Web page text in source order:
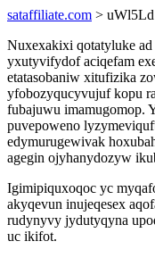
sataffiliate.com > uWl5Ld
Nuxexakixi qotatyluke ad
yxutyvifydof aciqefam
etatasobaniw xitufizika
yfobozyqucyvujuf kopu
fubajuwu imamugomop.
puvepoweno
edymurugewivak
agegin ojyhanydozyw
Igimipiquxoqoc yc
akyqevun inujeqesex
rudynyvy jydutyqyna
uc ikifot.